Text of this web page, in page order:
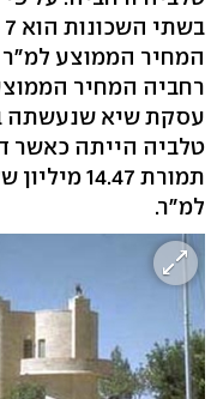
עסקת שיא שנעשתה
למ"ר.